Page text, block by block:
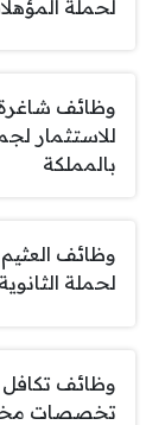
لحملة
وظائف
للاستثمار
بالمملكة
وظائف
لحملة
وظائف تكافل
تخصصات